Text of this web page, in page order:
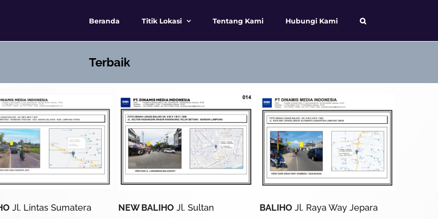
Beranda Titik Lokasi Tentang Kami Hubungi Kami
Terbaik
Jl. Lintas Sumatera
NEW BALIHO Jl. Sultan
BALIHO Jl. Raya Way Jepara